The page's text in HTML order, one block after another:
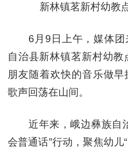
新林镇茗新村幼教
6月9日上午，媒体团
自治县新林镇茗新村幼
朋友随着欢快的音乐做
歌声回荡在山间。
近年来，峨边彝族自
会普通话”行动，聚焦幼儿